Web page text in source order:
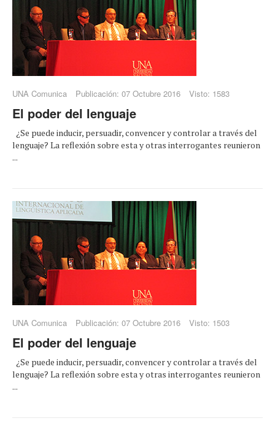
UNA Comunica Publicación: 07 Octubre 2016 Visto: 1583
El poder del lenguaje
¿Se puede inducir, persuadir, convencer y controlar a través del
lenguaje? La reflexión sobre esta y otras interrogantes reunieron
...
UNA Comunica Publicación: 07 Octubre 2016 Visto: 1503
El poder del lenguaje
¿Se puede inducir, persuadir, convencer y controlar a través del
lenguaje? La reflexión sobre esta y otras interrogantes reunieron
...